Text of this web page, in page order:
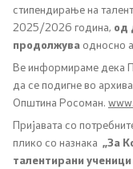
Буџет на
Стратегии
Урбанистички
Службен гласник
стипендирање на
2025/2026 година, од
продолжува односно
Ве информираме дека
да се подигне во
Општина Росоман. www
Пријавата со
плико со назнака „За
талентирани